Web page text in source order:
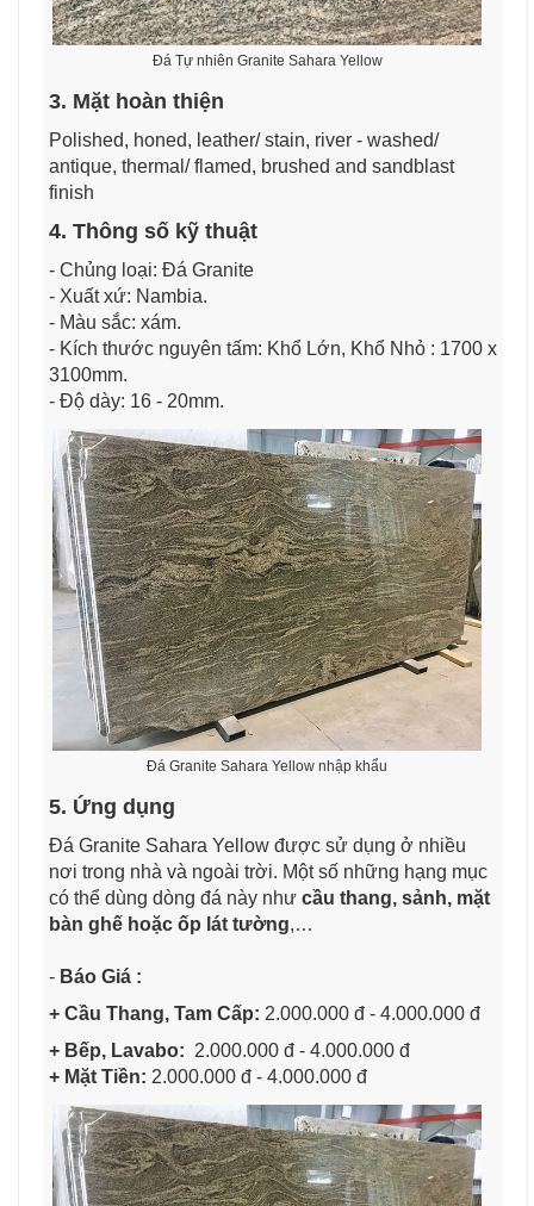
Đá Tự nhiên Granite Sahara Yellow
3. Mặt hoàn thiện
Polished, honed, leather/ stain, river - washed/
antique, thermal/ flamed, brushed and sandblast
finish
4. Thông số kỹ thuật
- Chủng loại: Đá Granite
- Xuất xứ: Nambia.
- Màu sắc: xám.
- Kích thước nguyên tấm: Khổ Lớn, Khổ Nhỏ : 1700 x
3100mm.
- Độ dày: 16 - 20mm.
Đá Granite Sahara Yellow nhập khẩu
5. Ứng dụng
Đá Granite Sahara Yellow được sử dụng ở nhiều
nơi trong nhà và ngoài trời. Một số những hạng mục
có thể dùng dòng đá này như cầu thang, sảnh, mặt
bàn ghế hoặc ốp lát tường,…
- Báo Giá :
+ Cầu Thang, Tam Cấp: 2.000.000 đ - 4.000.000 đ
+ Bếp, Lavabo: 2.000.000 đ - 4.000.000 đ
+ Mặt Tiền: 2.000.000 đ - 4.000.000 đ